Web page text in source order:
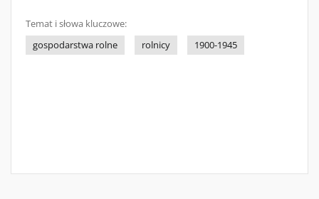
Temat i słowa kluczowe:
gospodarstwa rolne
rolnicy 1900-1945